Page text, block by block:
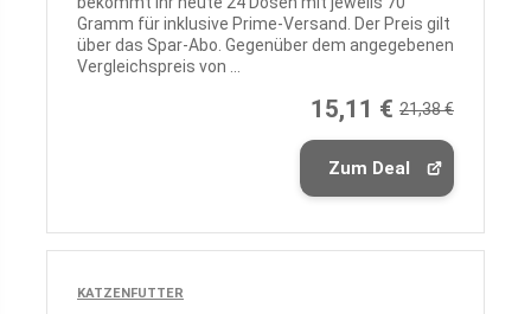
Gramm für inklusive Prime-Versand. Der Preis gilt
über das Spar-Abo. Gegenüber dem angegebenen
Vergleichspreis von ...
15,11 € 21,38 €
Zum Deal
KATZENFUTTER